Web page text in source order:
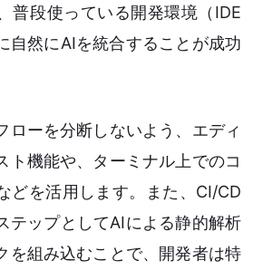
普段使っている開発環境（IDE
自然にAIを統合することが成功
ローを分断しないよう、エディ
ト機能や、ターミナル上でのコ
どを活用します。また、CI/CD
テップとしてAIによる静的解析
を組み込むことで、開発者は特